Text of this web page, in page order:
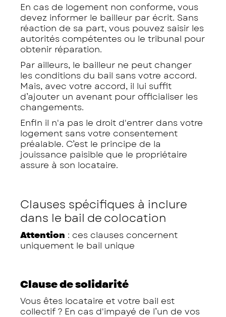
En cas de logement non conforme, vous
devez informer le bailleur par écrit. Sans
réaction de sa part, vous pouvez saisir les
autorités compétentes ou le tribunal pour
obtenir réparation.
Par ailleurs, le bailleur ne peut changer
les conditions du bail sans votre accord.
Mais, avec votre accord, il lui suffit
d’ajouter un avenant pour officialiser les
changements.
Enfin il n'a pas le droit d'entrer dans votre
logement sans votre consentement
préalable. C’est le principe de la
jouissance paisible que le propriétaire
assure à son locataire.
Clauses spécifiques à inclure
dans le bail de colocation
Attention : ces clauses concernent
uniquement le bail unique
Clause de solidarité
Vous êtes locataire et votre bail est
collectif ? En cas d'impayé de l’un de vos